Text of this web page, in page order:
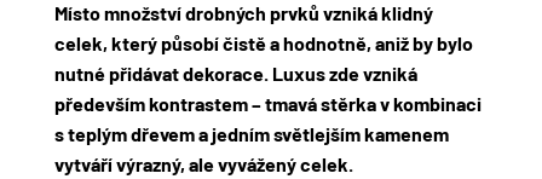
Místo množství drobných prvků vzniká klidný
celek, který působí čistě a hodnotně, aniž by bylo
nutné přidávat dekorace. Luxus zde vzniká
především kontrastem – tmavá stěrka v kombinaci
s teplým dřevem a jedním světlejším kamenem
vytváří výrazný, ale vyvážený celek.